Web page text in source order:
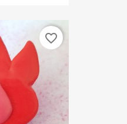
favorite_border